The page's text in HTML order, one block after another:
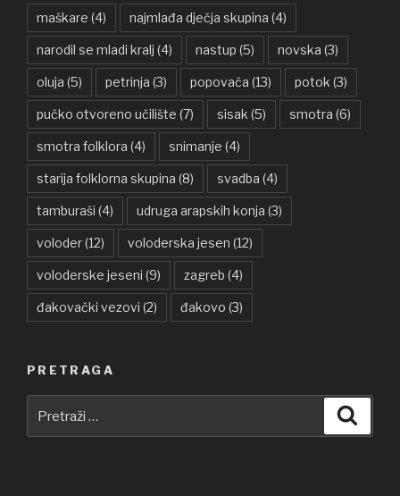
maškare (4) najmlađa dječja skupina (4)
narodil se mladi kralj (4) nastup (5) novska (3)
oluja (5) petrinja (3) popovača (13) potok (3)
pučko otvoreno učilište (7) sisak (5) smotra (6)
smotra folklora (4) snimanje (4)
starija folklorna skupina (8) svadba (4)
tamburaši (4) udruga arapskih konja (3)
voloder(12) voloderska jesen (12)
voloderske jeseni (9) zagreb (4)
đakovački vezovi (2) đakovo (3)
PRETRAGA